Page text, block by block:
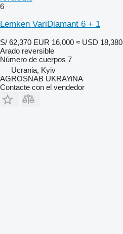
6
Lemken VariDiamant 6 + 1
S/ 62,370 EUR 16,000 ≈ USD 18,380
Arado reversible
Número de cuerpos 7
Ucrania, Kyiv
AGROSNAB UKRAYiNA
Contacte con el vendedor